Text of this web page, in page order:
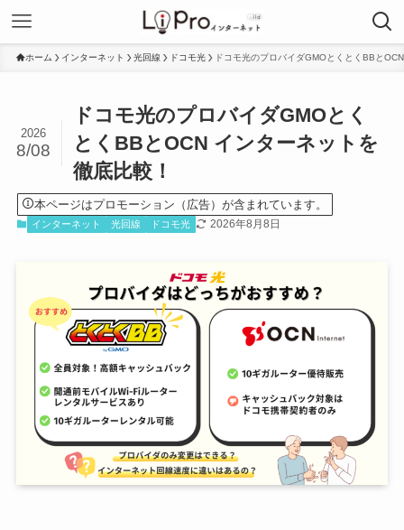
ホーム インターネット 光回線 ドコモ光 ドコモ光のプロバイダGMOとくとくBBと
ドコモ光のプロバイダGMOとく
とくBBとOCN インターネットを
徹底比較！
2026
8/08
本ページはプロモーション（広告）が含まれています。
インターネット 光回線 ドコモ光 2026年8月8日